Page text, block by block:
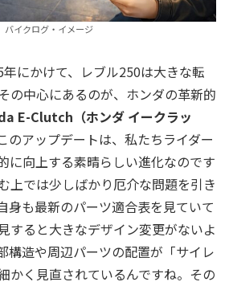
バイクログ・イメージ
にかけて、レブル250は大きな転
の中心にあるのが、ホンダの革新的
E-Clutch（ホンダ イークラッ
のアップデートは、私たちライダー
に向上する素晴らしい進化なのです
上では少しばかり厄介な問題を引き
身も最新のパーツ適合表を見ていて
すると大きなデザイン変更がないよ
構造や周辺パーツの配置が「サイレ
かく見直されているんですね。その